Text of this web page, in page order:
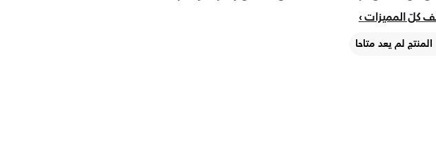
كلّ المميزات
لم يعد متاحا